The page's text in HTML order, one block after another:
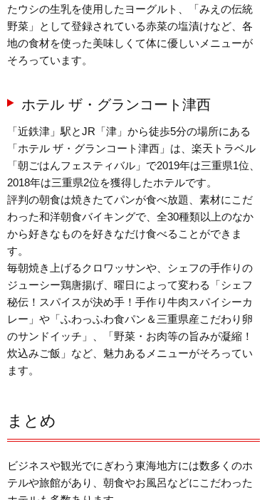
たウシの生乳を使用したヨーグルト、「みえの伝統
野菜」として登録されている赤菜の塩漬けなど、各
地の食材を使った美味しくて体に優しいメニューが
そろっています。
ホテル ザ・グランコート津西
「近鉄津」駅とJR「津」から徒歩5分の場所にある
「ホテル ザ・グランコート津西」は、楽天トラベル
「朝ごはんフェスティバル」で2019年は三重県1位、
2018年は三重県2位を獲得したホテルです。
評判の朝食は焼きたてパンが食べ放題、素材にこだ
わった和洋朝食バイキングで、全30種類以上のなか
から好きなものを好きなだけ食べることができま
す。
毎朝焼き上げるクロワッサンや、シェフの手作りの
ジューシー鶏唐揚げ、曜日によって変わる「シェフ
秘伝！スパイスが決め手！手作り牛肉スパイシーカ
レー」や「ふわっふわ食パン＆三重県産こだわり卵
のサンドイッチ」、「野菜・お肉等の旨みが凝縮！
炊込みご飯」など、魅力あるメニューがそろってい
ます。
まとめ
ビジネスや観光でにぎわう東海地方には数多くのホ
テルや旅館があり、朝食やお風呂などにこだわった